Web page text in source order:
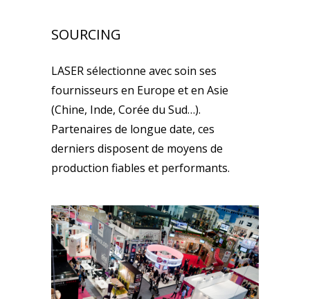
SOURCING
LASER sélectionne avec soin ses
fournisseurs en Europe et en Asie
(Chine, Inde, Corée du Sud…).
Partenaires de longue date, ces
derniers disposent de moyens de
production fiables et performants.